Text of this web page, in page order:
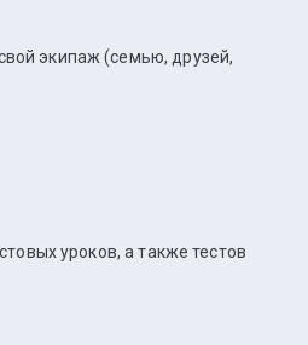
экипаж (семью, друзей,
уроков, а также тестов